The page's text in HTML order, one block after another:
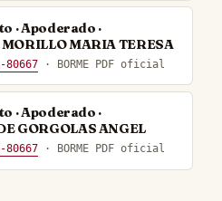
· Apoderado ·
MARIA TERESA
80667 · BORME PDF oficial
· Apoderado ·
GORGOLAS ANGEL
80667 · BORME PDF oficial